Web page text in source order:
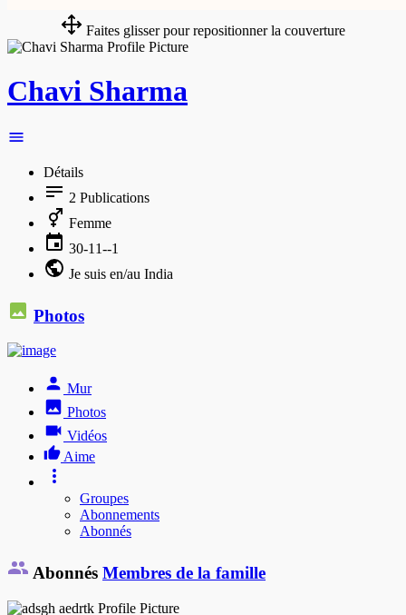
Faites glisser pour repositionner la couverture
Chavi Sharma
Détails
2 Publications
Femme
30-11--1
Je suis en/au India
Photos
Mur
Photos
Vidéos
Aime
Groupes
Abonnements
Abonnés
Abonnés Membres de la famille